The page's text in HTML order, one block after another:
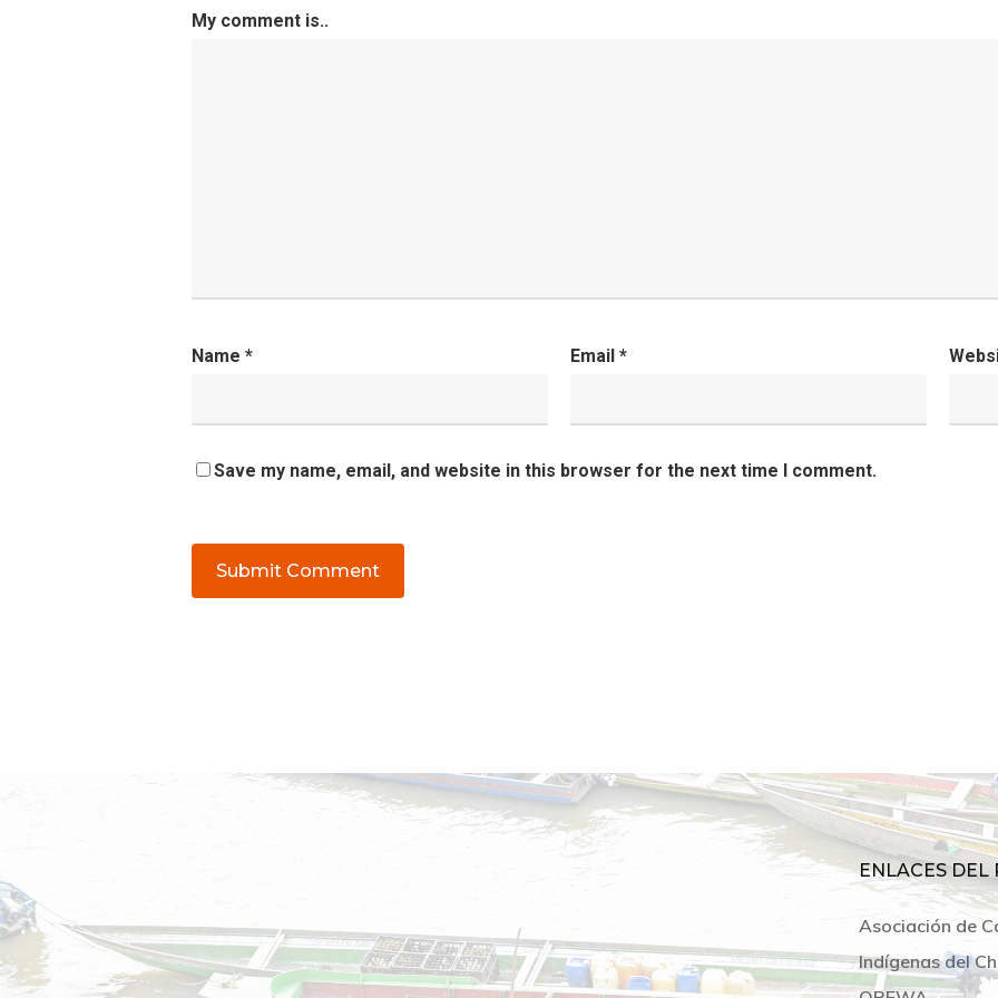
My comment is..
Name * Email *
Save my name, email, and website in this browser for the next time I comment.
ENLACES DEL
Asociación de
Indígenas del